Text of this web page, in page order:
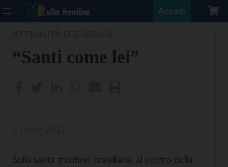
Accedi
“Santi come lei”
Sulla santa trentino-brasiliana, al centro della